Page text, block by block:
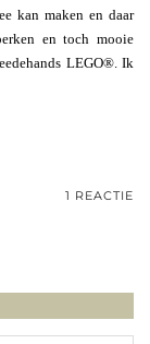
kan maken en daar
en toch mooie
LEGO®. Ik
1 REACTIE